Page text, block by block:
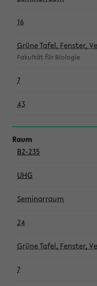
16
Grüne Tafel, Fenster,
Fakultät für Biologie
7
43
B2-235
UHG
Seminarraum
24
Grüne Tafel, Fenster,
7